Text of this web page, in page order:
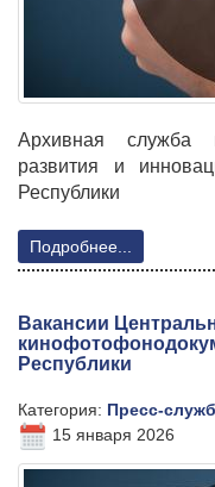
Архивная служба
развития и
Республики
Подробнее...
Вакансии
Республики
Категория: Пресс-
15 января 2026